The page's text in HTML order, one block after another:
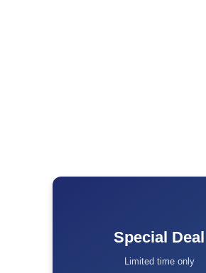
Special Deal
Limited time only